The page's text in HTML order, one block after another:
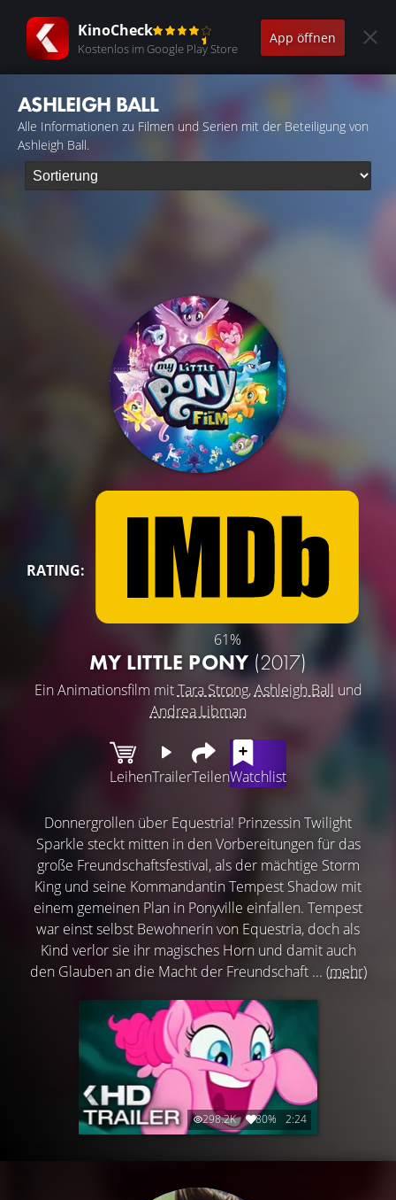
KinoCheck
Kostenlos im Google Play Store
App öffnen
ASHLEIGH BALL
Alle Informationen zu Filmen und Serien mit der Beteiligung von
Ashleigh Ball.
RATING:
61%
MY LITTLE PONY (2017)
Ein Animationsfilm mitTara Strong,Ashleigh Ball und
Andrea Libman
LeihenTrailerTeilenWatchlist
Donnergrollen über Equestria! Prinzessin Twilight
Sparkle steckt mitten in den Vorbereitungen für das
große Freundschaftsfestival, als der mächtige Storm
King und seine Kommandantin Tempest Shadow mit
einem gemeinen Plan in Ponyville einfallen. Tempest
war einst selbst Bewohnerin von Equestria, doch als
Kind verlor sie ihr magisches Horn und damit auch
den Glauben an die Macht der Freundschaft ... (mehr)
298.2K 80% 2:24